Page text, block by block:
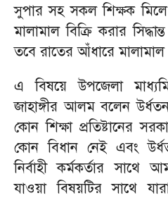
সুপার সহ সকল শিক্ষক
মালামাল বিক্রি করার
তবে রাতের আঁধারে মালামাল
এ বিষয়ে উপজেলা
জাহাঙ্গীর আলম বলেন
কোন শিক্ষা প্রতিষ্টানের
কোন বিধান নেই এবং
নির্বাহী কর্মকর্তার
যাওয়া বিষয়টির সাথে